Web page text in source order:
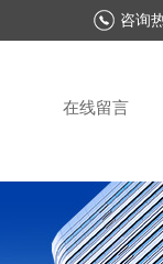
咨询
在线留言